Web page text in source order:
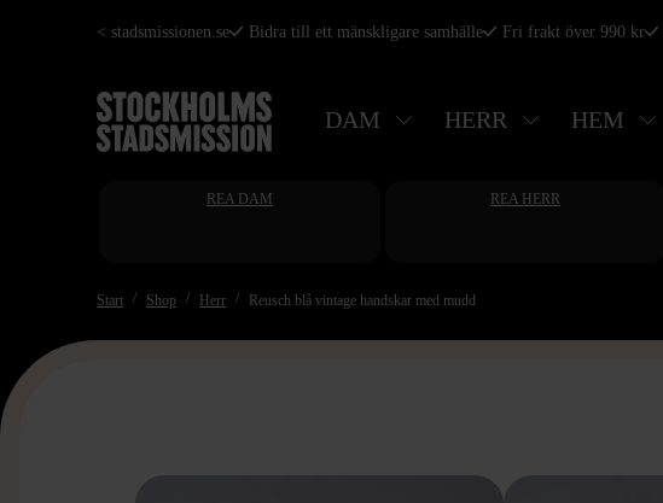
Hoppa
huvudinnehåll
< stadsmissionen.se Bidra till ett mänskligare samhälle Fri frakt över 990 kr
DAM HERR HEM
REA DAM REA HERR
Start Shop Herr Reusch blå vintage handskar med mudd